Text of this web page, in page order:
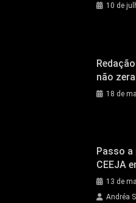
10 de
não
18 de
Passo
CEEJA
13 de
Andréa